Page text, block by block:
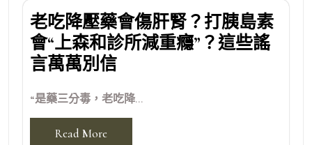
老吃降壓藥會傷肝腎？打胰島素
會“上森和診所減重癮”？這些謠
言萬萬別信
“是藥三分毒，老吃降...
Read More